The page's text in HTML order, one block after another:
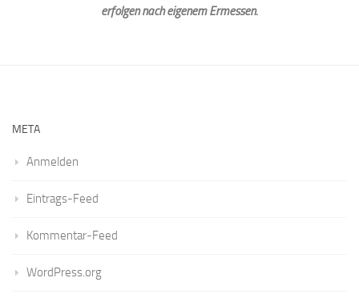
erfolgen nach eigenem Ermessen.
META
Anmelden
Eintrags-Feed
Kommentar-Feed
WordPress.org